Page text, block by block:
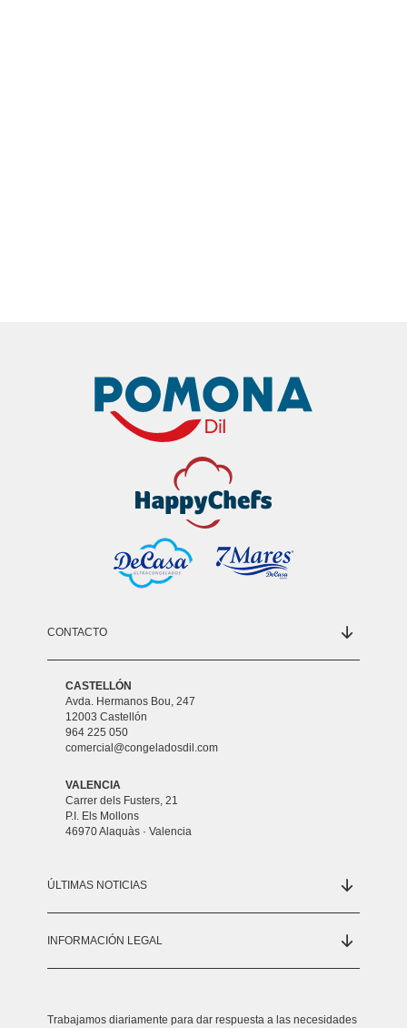
CONTACTO
CASTELLÓN
Avda. Hermanos Bou, 247
12003 Castellón
964 225 050
comercial@congeladosdil.com
VALENCIA
Carrer dels Fusters, 21
P.I. Els Mollons
46970 Alaquàs · Valencia
ÚLTIMAS NOTICIAS
INFORMACIÓN LEGAL
Trabajamos diariamente para dar respuesta a las necesidades